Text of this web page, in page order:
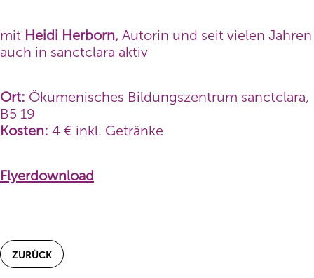
mit Heidi Herborn, Autorin und seit vielen Jahren
auch in sanctclara aktiv
Ort: Ökumenisches Bildungszentrum sanctclara,
B5 19
Kosten: 4 € inkl. Getränke
Flyerdownload
ZURÜCK